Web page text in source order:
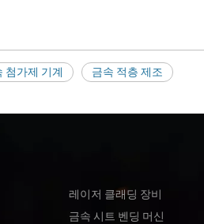
첨가제 기계 금속 적층 제조
레이저 클래딩 장비
금속 시트 벤딩 머신